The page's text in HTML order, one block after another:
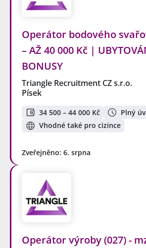
Operátor bodového
– AŽ 40 000 Kč |
BONUSY
Triangle Recruitment CZ s.r.o.
Písek
34 500 – 44 000 Kč
Plný
Vhodné také pro cizince
Zveřejněno: 6. srpna
Operátor výroby (027) -